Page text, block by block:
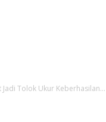
Tolok Ukur Keberhasilan...